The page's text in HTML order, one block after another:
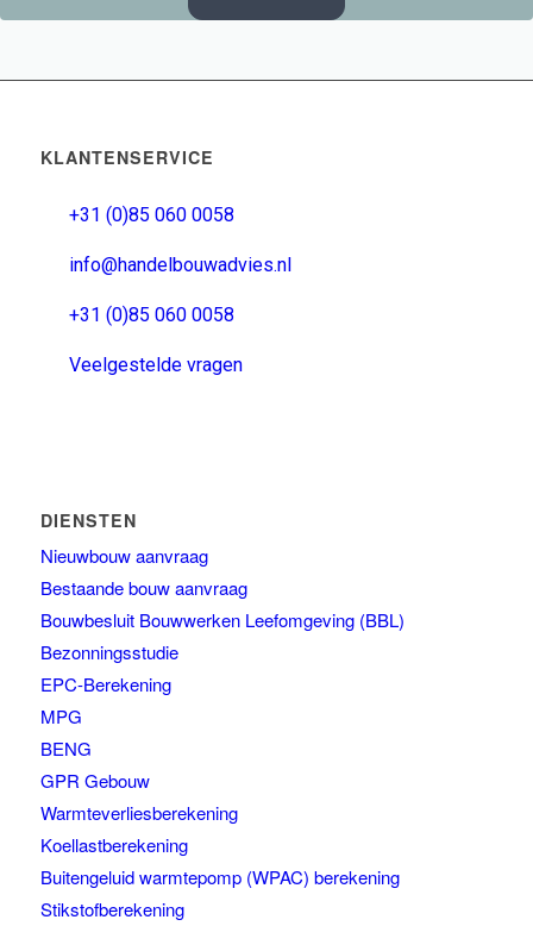
KLANTENSERVICE
+31 (0)85 060 0058
info@handelbouwadvies.nl
+31 (0)85 060 0058
Veelgestelde vragen
DIENSTEN
Nieuwbouw aanvraag
Bestaande bouw aanvraag
Bouwbesluit Bouwwerken Leefomgeving (BBL)
Bezonningsstudie
EPC-Berekening
MPG
BENG
GPR Gebouw
Warmteverliesberekening
Koellastberekening
Buitengeluid warmtepomp (WPAC) berekening
Stikstofberekening